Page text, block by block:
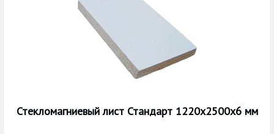
Стекломагниевый лист Стандарт 1220х2500х6 мм